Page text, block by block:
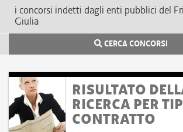
i concorsi indetti dagli enti pubblici del
Giulia
CERCA CONCORSI
RISULTATO
RICERCA PER
CONTRATTO